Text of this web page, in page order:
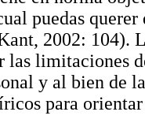
puedas
2002: 104).
las limitaciones
y al bien de
para